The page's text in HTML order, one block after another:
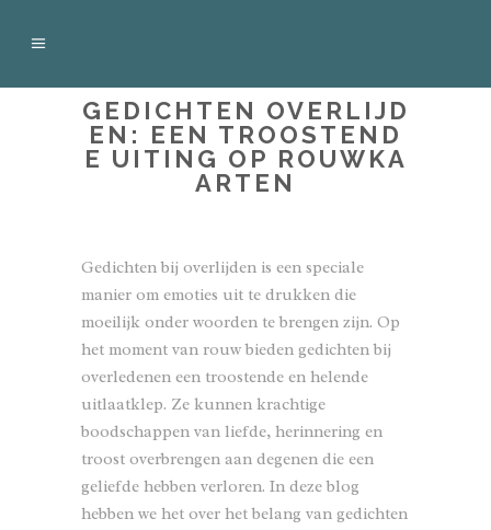
GEDICHTEN OVERLIJD
EN: EEN TROOSTEND
E UITING OP ROUWKA
ARTEN
Gedichten bij overlijden is een speciale
manier om emoties uit te drukken die
moeilijk onder woorden te brengen zijn. Op
het moment van rouw bieden gedichten bij
overledenen een troostende en helende
uitlaatklep. Ze kunnen krachtige
boodschappen van liefde, herinnering en
troost overbrengen aan degenen die een
geliefde hebben verloren. In deze blog
hebben we het over het belang van gedichten